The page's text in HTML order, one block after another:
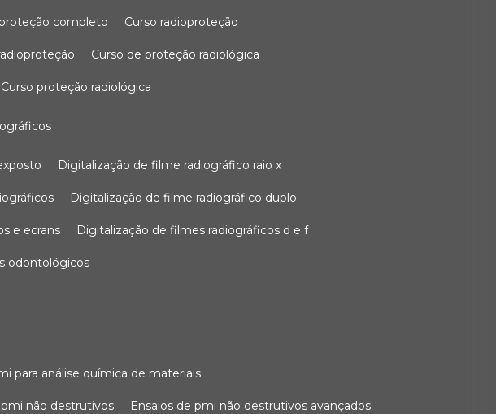
completo curso radioproteção
curso de proteção radiológica
curso proteção radiológica
digitalização de filme radiográfico raio x
digitalização de filme radiográfico duplo
e ecrans digitalização de filmes radiográficos d e f
odontológicos
para análise química de materiais
pmi não destrutivos ensaios de pmi não destrutivos avançados